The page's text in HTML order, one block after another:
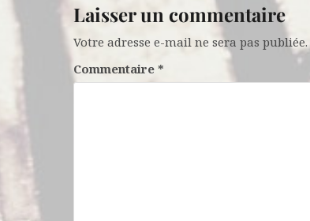
Laisser un commentaire
Votre adresse e-mail ne sera pas publiée.
Commentaire *